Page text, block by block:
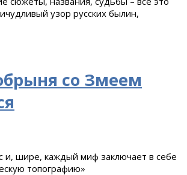
узор русских былин,
со Змеем
и, шире, каждый миф заключает в себе
топографию»